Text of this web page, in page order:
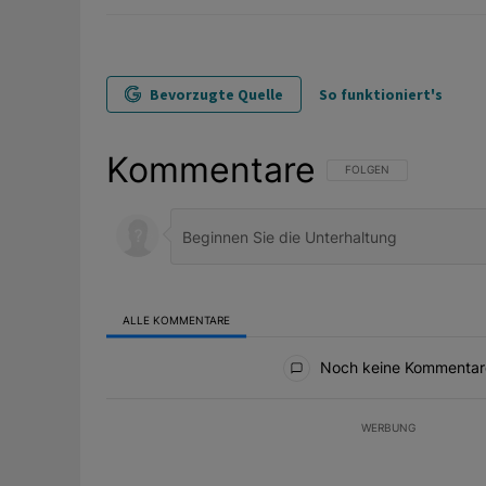
Bevorzugte Quelle So funktioniert's
Kommentare FOLGE DIESER
FOLGEN
ALLE KOMMENTARE
Noch keine
WERBUNG